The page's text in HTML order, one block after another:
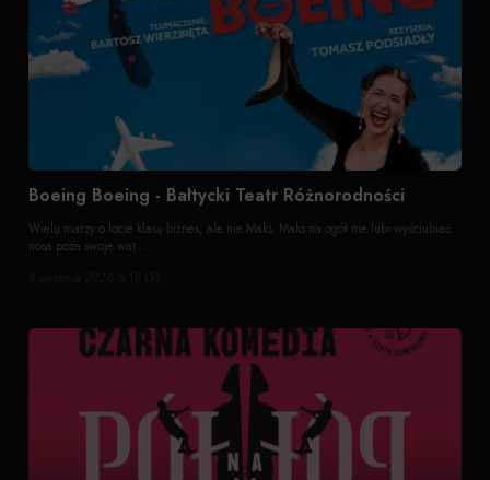
Boeing Boeing - Bałtycki Teatr Różnorodności
Wielu marzy o locie klasą biznes, ale nie Maks. Maks na ogół nie lubi wyściubiać
nosa poza swoje war...